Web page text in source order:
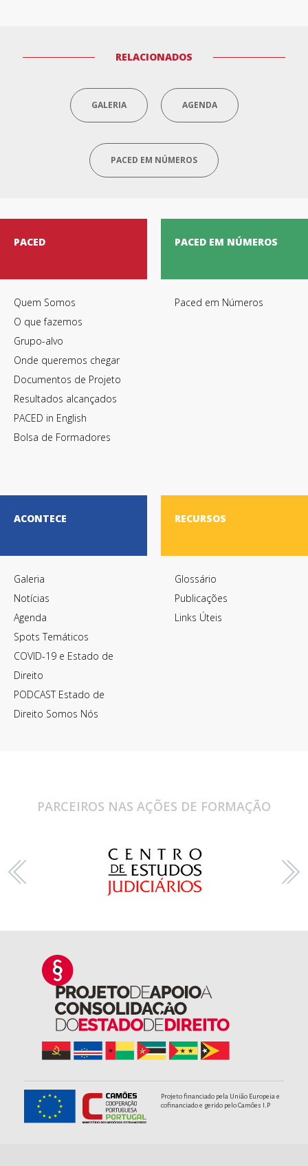
RELACIONADOS
GALERIA AGENDA
PACED EM NÚMEROS
PACED
Quem Somos
O que fazemos
Grupo-alvo
Onde queremos chegar
Documentos de Projeto
Resultados alcançados
PACED in English
Bolsa de Formadores
PACED EM NÚMEROS
Paced em Números
ACONTECE
Galeria
Notícias
Agenda
Spots Temáticos
COVID-19 e Estado de
Direito
PODCAST Estado de
Direito Somos Nós
RECURSOS
Glossário
Publicações
Links Úteis
PARCEIROS NAS AÇÕES DE FORMAÇÃO
Projeto financiado pela União Europeia e
cofinanciado e gerido pelo Camões I.P
Termos de Utilização